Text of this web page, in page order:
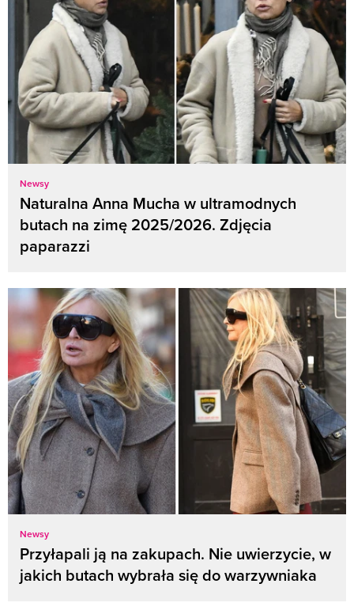
Newsy
Naturalna Anna Mucha w ultramodnych
butach na zimę 2025/2026. Zdjęcia
paparazzi
Newsy
Przyłapali ją na zakupach. Nie uwierzycie, w
jakich butach wybrała się do warzywniaka